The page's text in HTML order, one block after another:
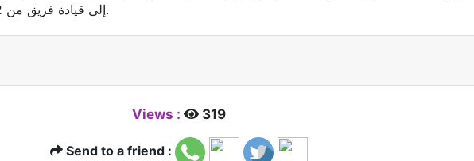
إلى قيادة فريق من 22 فردًا في العمل!) مع إيفا، وهي أم جديدة لبيناس، لتحقيق ذلك.
Views : 319
Send to a friend :